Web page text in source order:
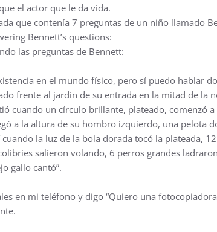
el actor que le da vida.
que contenía 7 preguntas de un niño llamado
Bennett’s questions:
las preguntas de Bennett:
en el mundo físico, pero sí puedo hablar
frente al jardín de su entrada en la mitad de la
cuando un círculo brillante, plateado, comenzó a
a la altura de su hombro izquierdo, una pelota
la luz de la bola dorada tocó la plateada,
salieron volando, 6 perros grandes
gallo cantó”.
en mi teléfono y digo “Quiero una